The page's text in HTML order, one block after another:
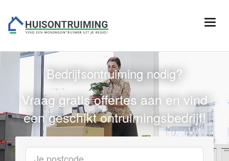
Bedrijfsontruiming nodig?
Vraag gratis offertes aan en vind
een geschikt ontruimingsbedrijf!